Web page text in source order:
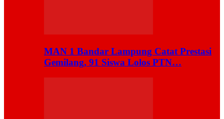
MAN 1 Bandar Lampung Catat Prestasi
Gemilang, 91 Siswa Lolos PTN…